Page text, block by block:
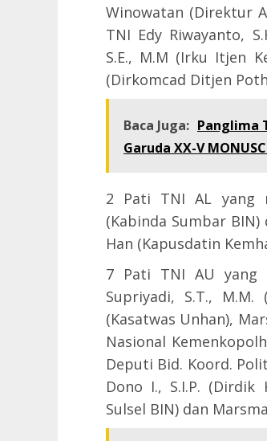
Winowatan (Direktur
TNI Edy Riwayanto,
S.E., M.M (Irku Itjen
(Dirkomcad Ditjen
Baca Juga: Panglima
Garuda XX-V
2 Pati TNI AL yang
(Kabinda Sumbar
Han (Kapusdatin
7 Pati TNI AU yang
Supriyadi, S.T., M.M.
(Kasatwas Unhan),
Nasional
Deputi Bid. Koord.
Dono I., S.I.P.
Sulsel BIN) dan